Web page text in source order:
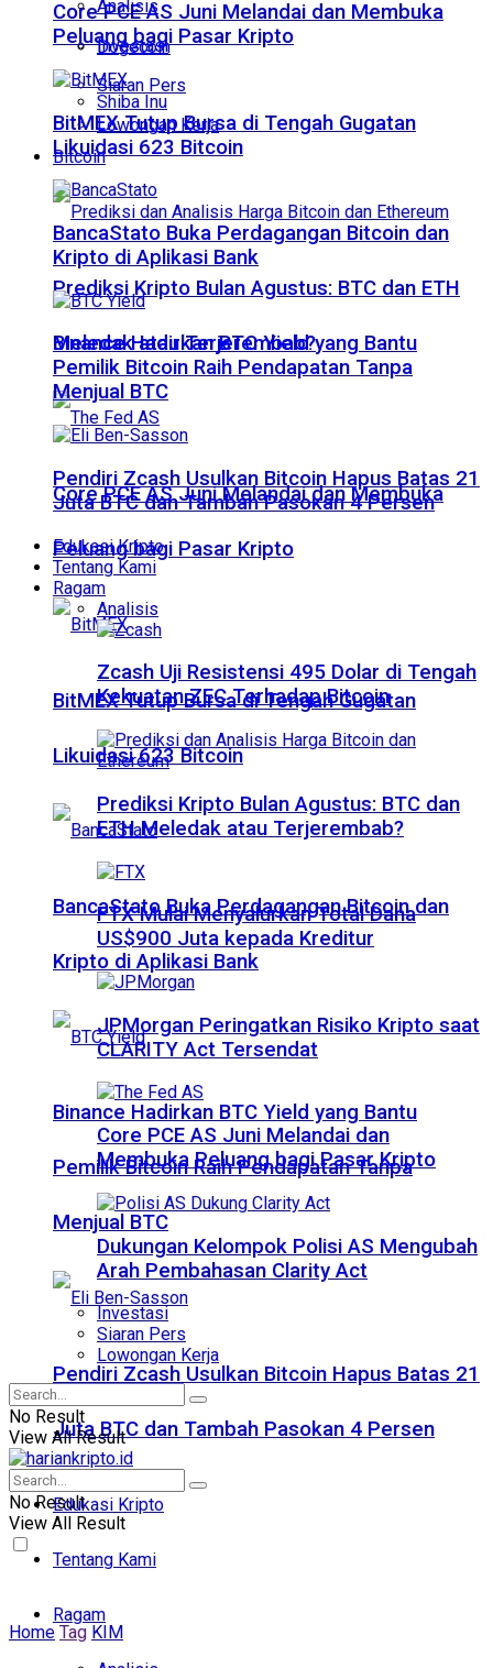
Analisis
Investasi
Siaran Pers
Lowongan Kerja
Dogecoin
Shiba Inu
Bitcoin
Prediksi Kripto Bulan Agustus: BTC dan ETH
Meledak atau Terjerembab?
Core PCE AS Juni Melandai dan Membuka
Peluang bagi Pasar Kripto
BitMEX Tutup Bursa di Tengah Gugatan
Likuidasi 623 Bitcoin
BancaStato Buka Perdagangan Bitcoin dan
Kripto di Aplikasi Bank
Binance Hadirkan BTC Yield yang Bantu
Pemilik Bitcoin Raih Pendapatan Tanpa
Menjual BTC
Pendiri Zcash Usulkan Bitcoin Hapus Batas 21
Juta BTC dan Tambah Pasokan 4 Persen
Edukasi Kripto
Tentang Kami
Ragam
Core PCE AS Juni Melandai dan Membuka
Peluang bagi Pasar Kripto
BitMEX Tutup Bursa di Tengah Gugatan
Likuidasi 623 Bitcoin
BancaStato Buka Perdagangan Bitcoin dan
Kripto di Aplikasi Bank
Binance Hadirkan BTC Yield yang Bantu
Pemilik Bitcoin Raih Pendapatan Tanpa
Menjual BTC
Pendiri Zcash Usulkan Bitcoin Hapus Batas 21
Juta BTC dan Tambah Pasokan 4 Persen
Edukasi Kripto
Tentang Kami
Ragam
Analisis
Zcash Uji Resistensi 495 Dolar di Tengah
Kekuatan ZEC Terhadap Bitcoin
Prediksi Kripto Bulan Agustus: BTC dan
ETH Meledak atau Terjerembab?
FTX Mulai Menyalurkan Total Dana
US$900 Juta kepada Kreditur
JPMorgan Peringatkan Risiko Kripto saat
CLARITY Act Tersendat
Core PCE AS Juni Melandai dan
Membuka Peluang bagi Pasar Kripto
Dukungan Kelompok Polisi AS Mengubah
Arah Pembahasan Clarity Act
Investasi
Siaran Pers
Lowongan Kerja
No Result
View All Result
No Result
View All Result
Home Tag KIM